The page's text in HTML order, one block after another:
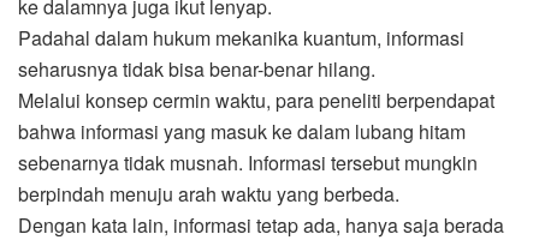
ke dalamnya juga ikut lenyap.
Padahal dalam hukum mekanika kuantum, informasi
seharusnya tidak bisa benar-benar hilang.
Melalui konsep cermin waktu, para peneliti berpendapat
bahwa informasi yang masuk ke dalam lubang hitam
sebenarnya tidak musnah. Informasi tersebut mungkin
berpindah menuju arah waktu yang berbeda.
Dengan kata lain, informasi tetap ada, hanya saja berada